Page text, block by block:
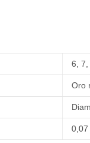
6 7
Oro
0,07